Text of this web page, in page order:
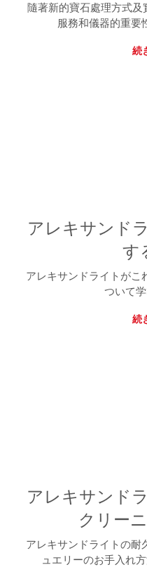
隨著新的寶石處理方式
服務和儀器的重要
続
アレキサンド
す
アレキサンドライトがこ
ついて学
続
アレキサンド
クリー
アレキサンドライトの耐
ュエリーのお手入れ